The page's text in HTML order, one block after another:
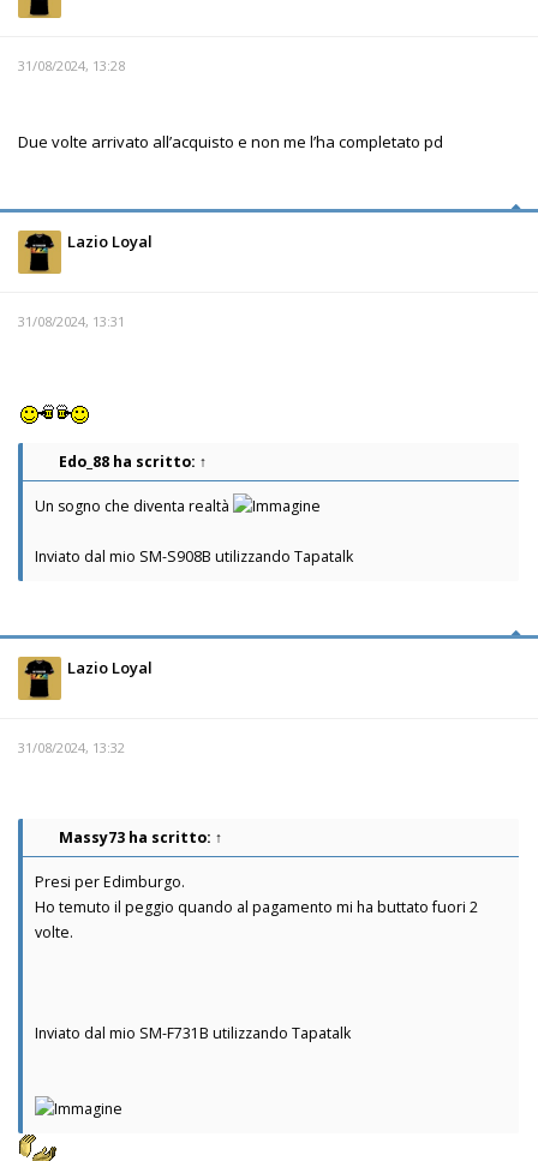
31/08/2024, 13:28
Due volte arrivato all’acquisto e non me l’ha completato pd
Lazio Loyal
31/08/2024, 13:31
Edo_88 ha scritto: ↑
Un sogno che diventa realtà
Inviato dal mio SM-S908B utilizzando Tapatalk
Lazio Loyal
31/08/2024, 13:32
Massy73 ha scritto: ↑
Presi per Edimburgo.
Ho temuto il peggio quando al pagamento mi ha buttato fuori 2
volte.
Inviato dal mio SM-F731B utilizzando Tapatalk